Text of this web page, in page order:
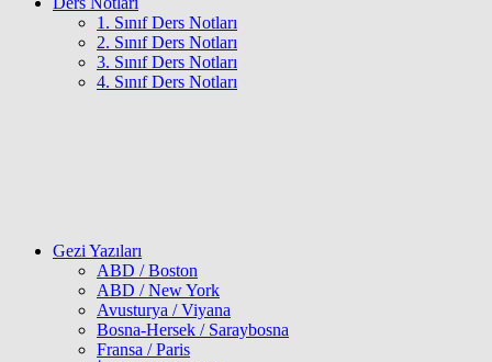
1. Sınıf Ders Notları
2. Sınıf Ders Notları
3. Sınıf Ders Notları
4. Sınıf Ders Notları
Gezi Yazıları
ABD / Boston
ABD / New York
Avusturya / Viyana
Bosna-Hersek / Saraybosna
Fransa / Paris